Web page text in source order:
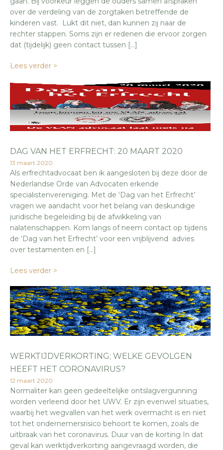
over de verdeling van de zorgtaken betreffende de
kinderen vast. Lukt dit niet, dan kunnen zij naar de
rechter stappen. Soms zijn er redenen die ervoor zorgen
dat (tijdelijk) geen contact tussen […]
Lees verder >
DAG VAN HET ERFRECHT: 20 MAART 2020
13 maart 2020
Als erfrechtadvocaat ben ik aangesloten bij deze door de
Nederlandse Orde van Advocaten erkende
specialistenvereniging. Met de ‘Dag van het Erfrecht’
vragen we aandacht voor het belang van deskundige
juridische begeleiding bij de afwikkeling van
nalatenschappen. Kom langs of neem contact op tijdens
de ‘Dag van het Erfrecht’ voor een vrijblijvend advies
over testamenten en […]
Lees verder >
WERKTIJDVERKORTING; WELKE GEVOLGEN
HEEFT HET CORONAVIRUS?
12 maart 2020
Normaliter kan geen gedeeltelijke ontslagvergunning
worden verleend door het UWV. Er zijn evenwel situaties,
waarbij het wegvallen van het werk overmacht is en niet
tot het ondernemersrisico behoort te komen, zoals de
uitbraak van het coronavirus. Duur van de korting In dat
geval kan werktijdverkorting aangevraagd worden, die